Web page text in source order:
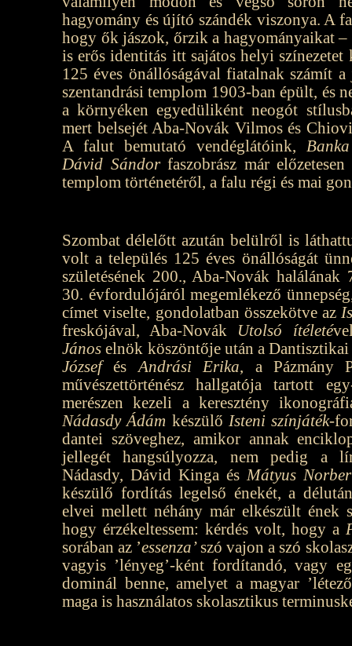
hagyomány és újító szándék viszonya. A
hogy ők jászok, őrzik a hagyományaikat –
is erős identitás itt sajátos helyi színezetet
125 éves önállóságával fiatalnak számít
szentandrási templom 1903-ban épült, és
a környéken egyedüliként neogót
mert belsejét Aba-Novák Vilmos és
A falut bemutató vendéglátóink,
Dávid Sándorfaszobrász már
templom történetéről, a falu régi és mai
Szombat délelőtt azután belülről is
volt a település 125 éves önállóságát
születésének 200., Aba-Novák
30. évfordulójáról megemlékező
címet viselte, gondolatban összekötve az
freskójával, Aba-Novák Utolsó ítéleté
János elnök köszöntője után a
Józsefés Andrási Erika, a Pázmány
művészettörténész hallgatója tartott
merészen kezeli a keresztény
Nádasdy Ádám készülő Isteni színjáték­-
dantei szöveghez, amikor annak
jellegét hangsúlyozza, nem pedig a
Nádasdy, Dávid Kinga és Mátyus
készülő fordítás legelső énekét, a
elvei mellett néhány már elkészült ének
hogy érzékeltessem: kérdés volt, hogy a
sorában az ’essenza’szó vajon a szó
vagyis ’lényeg’-ként fordítandó, vagy
dominál benne, amelyet a magyar
maga is használatos skolasztikus